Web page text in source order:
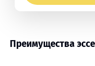
Преимущества